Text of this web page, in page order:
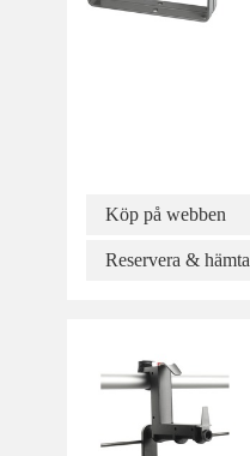
Köp på webben
Reservera & hämta